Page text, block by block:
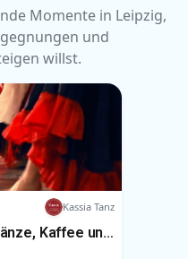
Momente in Leipzig,
und
willst.
Kassia Tanz
Tanz & Torte – Kreistänze, Kaffee und Kuchen